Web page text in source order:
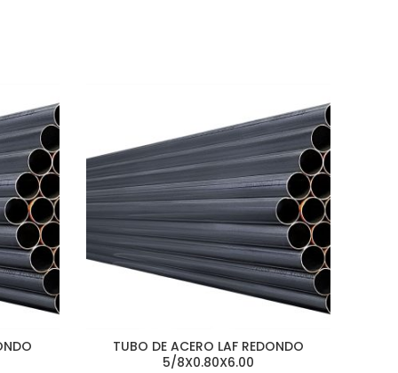
TUBO DE ACERO LAF REDONDO
5/8X0.80X6.00